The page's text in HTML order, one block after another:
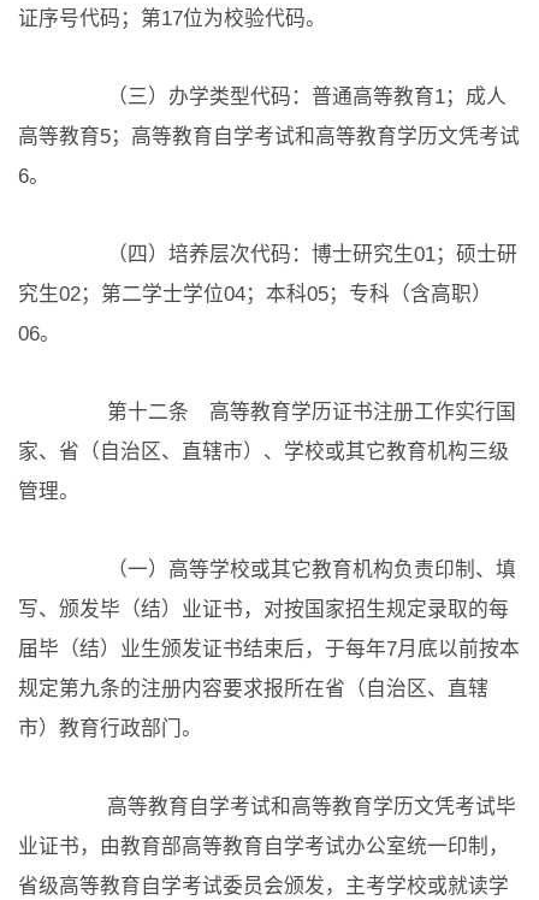
证序号代码；第17位为校验代码。
（三）办学类型代码：普通高等教育1；成人
高等教育5；高等教育自学考试和高等教育学历文凭考试
6。
（四）培养层次代码：博士研究生01；硕士研
究生02；第二学士学位04；本科05；专科（含高职）
06。
第十二条 高等教育学历证书注册工作实行国
家、省（自治区、直辖市）、学校或其它教育机构三级
管理。
（一）高等学校或其它教育机构负责印制、填
写、颁发毕（结）业证书，对按国家招生规定录取的每
届毕（结）业生颁发证书结束后，于每年7月底以前按本
规定第九条的注册内容要求报所在省（自治区、直辖
市）教育行政部门。
高等教育自学考试和高等教育学历文凭考试毕
业证书，由教育部高等教育自学考试办公室统一印制，
省级高等教育自学考试委员会颁发，主考学校或就读学